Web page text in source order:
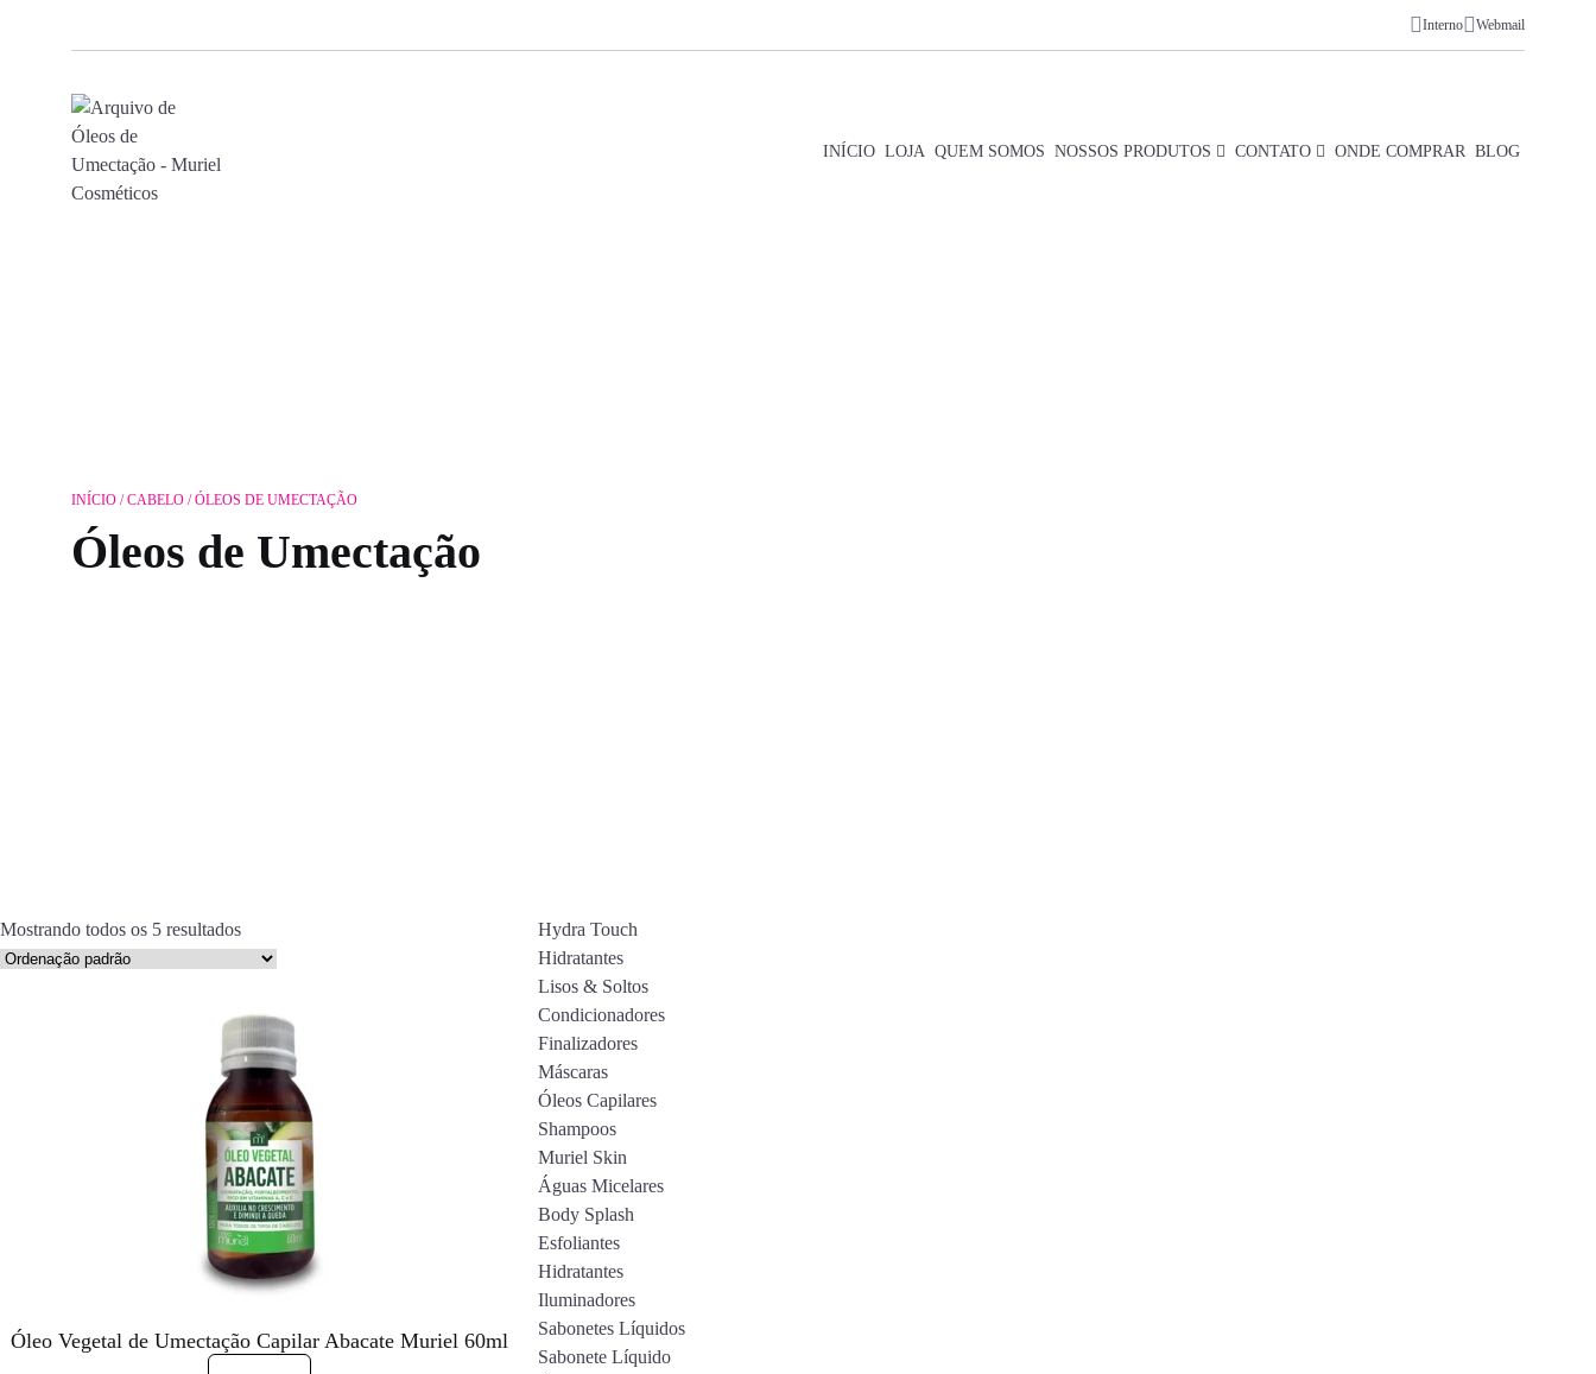
Interno Webmail
INÍCIO LOJA QUEM SOMOS NOSSOS PRODUTOS CONTATO ONDE COMPRAR BLOG
INÍCIO /CABELO / ÓLEOS DE UMECTAÇÃO
Óleos de Umectação
Mostrando todos os 5 resultados
Óleo Vegetal de Umectação Capilar Abacate Muriel 60ml
Hydra Touch
Hidratantes
Lisos & Soltos
Condicionadores
Finalizadores
Máscaras
Óleos Capilares
Shampoos
Muriel Skin
Águas Micelares
Body Splash
Esfoliantes
Hidratantes
Iluminadores
Sabonetes Líquidos
Sabonete Líquido